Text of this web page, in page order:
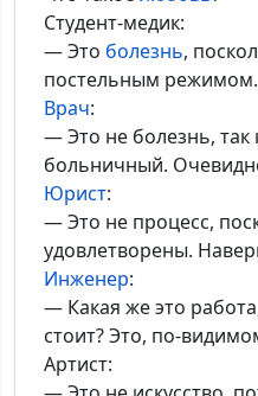
Студент-медик:
— Это болезнь,
постельным режимом.
Врач:
— Это не болезнь,
больничный.
Юрист:
— Это не процесс,
удовлетворены.
Инженер:
— Какая же это
стоит? Это, по-
Артист: